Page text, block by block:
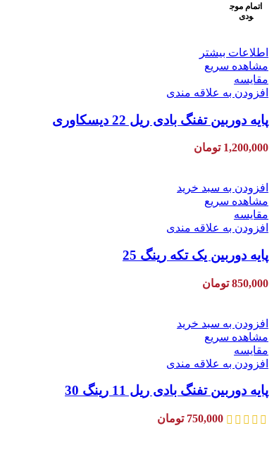
اتمام موج
ودی
اطلاعات بیشتر
مشاهده سریع
مقایسه
افزودن به علاقه مندی
پایه دوربین تفنگ بادی ریل 22 دیسکاوری
1,200,000 تومان
افزودن به سبد خرید
مشاهده سریع
مقایسه
افزودن به علاقه مندی
پایه دوربین یک تکه رینگ 25
850,000 تومان
افزودن به سبد خرید
مشاهده سریع
مقایسه
افزودن به علاقه مندی
پایه دوربین تفنگ بادی ریل 11 رینگ 30
750,000 تومان